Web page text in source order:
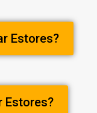
Estores?
Estores?